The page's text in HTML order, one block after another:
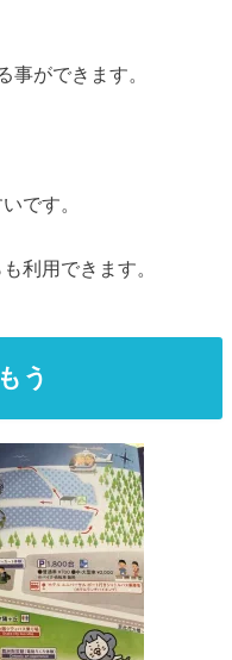
事ができます。
です。
利用できます。
う